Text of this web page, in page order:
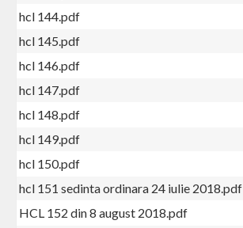
hcl 144.pdf
hcl 145.pdf
hcl 146.pdf
hcl 147.pdf
hcl 148.pdf
hcl 149.pdf
hcl 150.pdf
hcl 151 sedinta ordinara 24 iulie 2018.pdf
HCL 152 din 8 august 2018.pdf